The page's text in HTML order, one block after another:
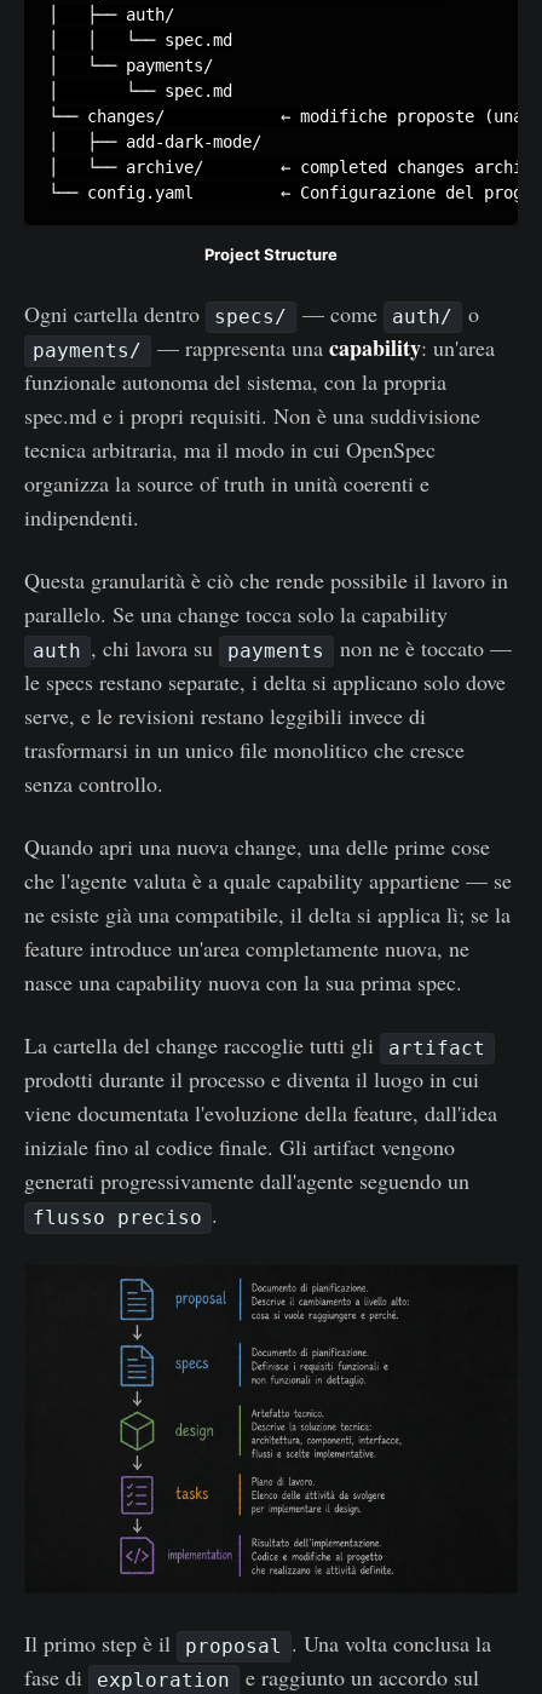
│   ├── auth/
│   │   └── spec.md
│   └── payments/
│       └── spec.md
└── changes/            ← modifiche proposte (una
│   ├── add-dark-mode/
│   └── archive/        ← completed changes
└── config.yaml         ← Configurazione del
Project Structure
Ogni cartella dentro specs/ — come auth/ o
payments/ — rappresenta una capability: un'area
funzionale autonoma del sistema, con la propria
spec.md e i propri requisiti. Non è una suddivisione
tecnica arbitraria, ma il modo in cui OpenSpec
organizza la source of truth in unità coerenti e
indipendenti.
Questa granularità è ciò che rende possibile il lavoro in
parallelo. Se una change tocca solo la capability
auth , chi lavora su payments
non ne è toccato —
le specs restano separate, i delta si applicano solo dove
serve, e le revisioni restano leggibili invece di
trasformarsi in un unico file monolitico che cresce
senza controllo.
Quando apri una nuova change, una delle prime cose
che l'agente valuta è a quale capability appartiene — se
ne esiste già una compatibile, il delta si applica lì; se la
feature introduce un'area completamente nuova, ne
nasce una capability nuova con la sua prima spec.
La cartella del change raccoglie tutti gli artifact
prodotti durante il processo e diventa il luogo in cui
viene documentata l'evoluzione della feature, dall'idea
iniziale fino al codice finale. Gli artifact vengono
generati progressivamente dall'agente seguendo un
flusso preciso .
Il primo step è il proposal . Una volta conclusa la
fase di
exploration
e raggiunto un accordo sul